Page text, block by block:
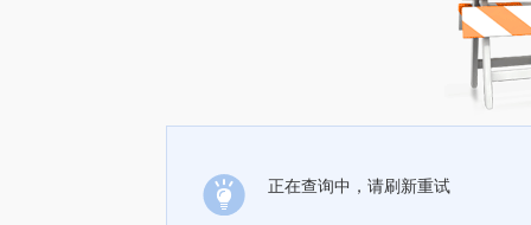
正在查询中，请刷新重试